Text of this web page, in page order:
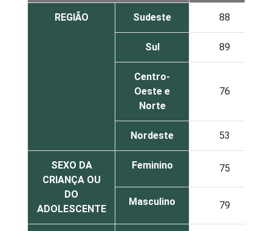
REGIÃO Sudeste 88
Sul 89
Centro-
Oeste e
Norte
76
Nordeste 53
SEXO DA
CRIANÇA OU
DO
ADOLESCENTE
Feminino 75
Masculino 79